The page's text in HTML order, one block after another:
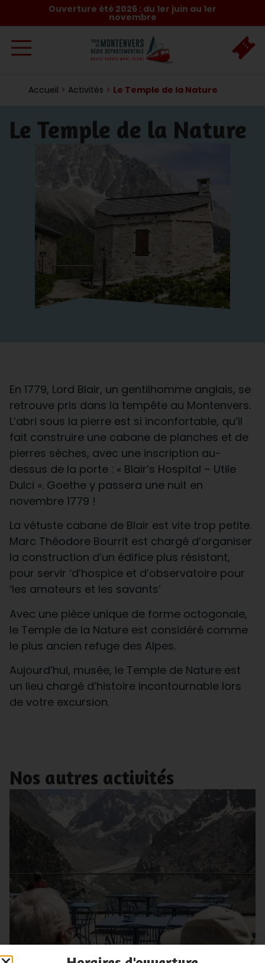
Ouverture été 2026 : du 1er juin au 1er
novembre
Accueil > Activités > Le Temple de la Nature
Le Temple de la Nature
En 1779, Lord Blair, un gentilhomme anglais, se
retrouve pris dans la tempête au Montenvers.
L’abri sous la pierre est si inconfortable, qu’il
fait construire une cabane de planches et de
pierres sèches, avec une inscription au-
dessus de la porte : « Blair’s Hospital – Utile
Dulci ». Goethe y passera une nuit en
novembre 1779 !
La vétuste cabane de Blair est vite trop petite.
Marc Théodore Bourrit est chargé d’organiser
la construction d’un édifice plus résistant,
pour servir ‘d’hospice et d’observatoire pour
‘les amateurs et les savants’
Avec une pièce unique de forme octogonale,
le Temple de la Nature est considéré comme
le plus ancien refuge des Alpes.
Aujourd’hui, musée, le Temple de Nature est
un lieu chargé d’histoire incontournable lors
de votre excursion.
Nos autres activités